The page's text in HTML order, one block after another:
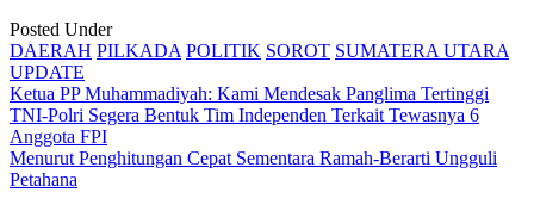
Posted Under
DAERAH PILKADA POLITIK SOROT SUMATERA UTARA
UPDATE
Post
navigation
Ketua PP Muhammadiyah: Kami Mendesak Panglima Tertinggi
TNI-Polri Segera Bentuk Tim Independen Terkait Tewasnya 6
Anggota FPI
Menurut Penghitungan Cepat Sementara Ramah-Berarti Ungguli
Petahana